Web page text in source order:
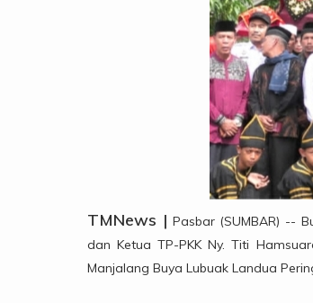
TMNews | Pasbar (SUMBAR) --
dan Ketua TP-PKK Ny. Titi
Manjalang Buya Lubuak Landua